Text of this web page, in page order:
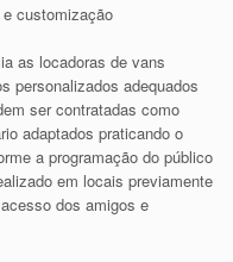
customização
as locadoras de vans
personalizados adequados
ser contratadas como
adaptados praticando o
a programação do público
em locais previamente
dos amigos e